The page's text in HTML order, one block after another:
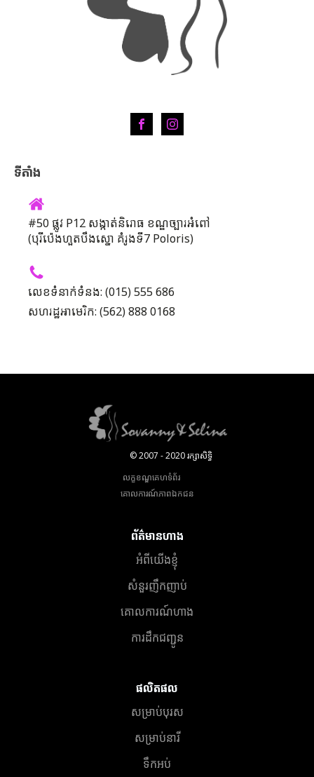
ទីតាំង
#50 ផ្លូវ P12 សង្កាត់និរោធ ខណ្ឌច្បារអំពៅ
(បុរីប៉េងហួតបឹងស្នោ គំរូងទី7 Poloris)
លេខទំនាក់ទំនង: (015) 555 686
សហរដ្ឋអាមេរិក: (562) 888 0168
© 2007 - 2020 រក្សាសិទ្ធិ
លក្ខខណ្ឌគេហទំព័រ
គោលការណ៍​ភាព​ឯកជន
ព័ត៌មានហាង
អំពីយើងខ្ញុំ
សំនួរញឹកញាប់
គោលការណ៍ហាង
ការដឹកជញ្ជូន
ផលិតផល
សម្រាប់បុរស
សម្រាប់នារី
ទឹកអប់